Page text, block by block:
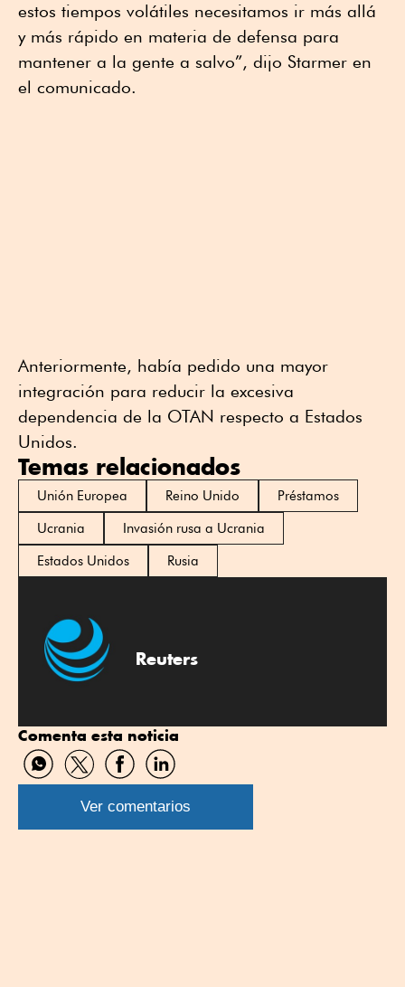
estos tiempos volátiles necesitamos ir más allá
y más rápido en materia de defensa para
mantener a la gente a salvo”, dijo Starmer en
el comunicado.
Anteriormente, había pedido una mayor
integración para reducir la excesiva
dependencia de la OTAN respecto a Estados
Unidos.
Temas relacionados
Unión Europea Reino Unido
Préstamos
Ucrania
Invasión rusa a Ucrania
Estados Unidos
Rusia
Reuters
Comenta esta noticia
Compartir
por
WhatsApp
Compartir
por
Twitter
Compartir
por
Facebook
Compartir
por
Linkedin
Ver comentarios